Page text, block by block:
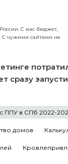
С вас бюджет,
С чужими сайтами не
сразу
ППУ в СПб 2022-
домов